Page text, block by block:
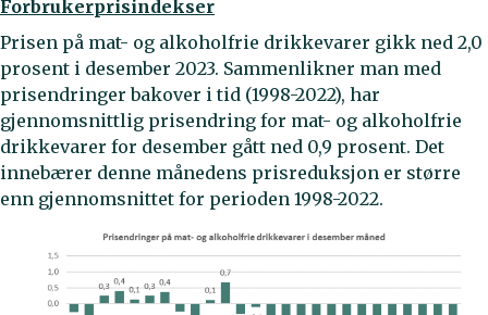
Forbrukerprisindekser
Prisen på mat- og alkoholfrie drikkevarer gikk ned 2,0
prosent i desember 2023. Sammenlikner man med
prisendringer bakover i tid (1998-2022), har
gjennomsnittlig prisendring for mat- og alkoholfrie
drikkevarer for desember gått ned 0,9 prosent. Det
innebærer denne månedens prisreduksjon er større
enn gjennomsnittet for perioden 1998-2022.